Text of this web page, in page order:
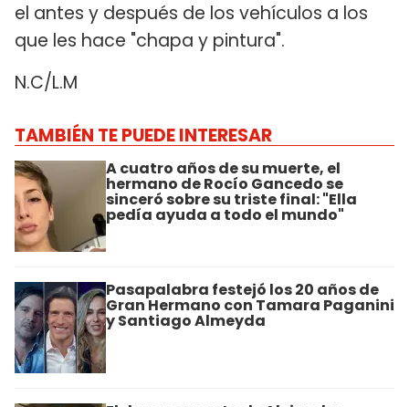
el antes y después de los vehículos a los
que les hace "chapa y pintura".
N.C/L.M
TAMBIÉN TE PUEDE INTERESAR
A cuatro años de su muerte, el
hermano de Rocío Gancedo se
sinceró sobre su triste final: "Ella
pedía ayuda a todo el mundo"
Pasapalabra festejó los 20 años de
Gran Hermano con Tamara Paganini
y Santiago Almeyda